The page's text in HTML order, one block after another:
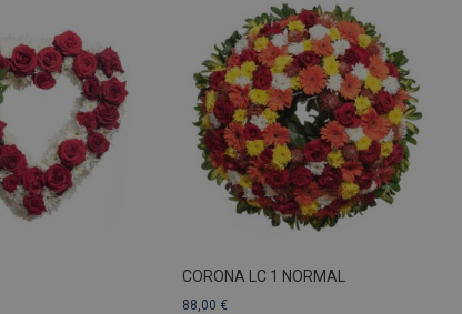
CORONA LC 1 NORMAL
88,00 €
Este nombre de cookie está asociado con Google Universal
una actualización significativa del servicio de análisis de
Esta cookie se utiliza para distinguir usuarios únicos
generado aleatoriamente como identificador de cliente. Se
solicitud de página de un sitio y se utiliza para calcular los
sesiones y campañas para los informes de análisis de sitios.
predeterminada, caduca después de 2 años, aunque los
web pueden personalizarlo.
Vencimiento